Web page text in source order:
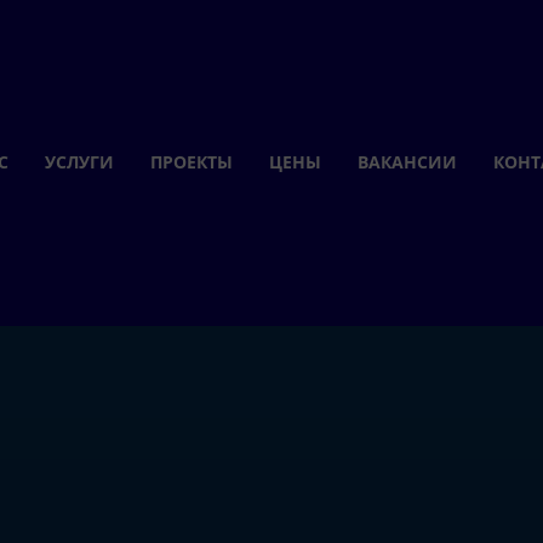
УСЛУГИ ПРОЕКТЫ ЦЕНЫ ВАКАНСИИ